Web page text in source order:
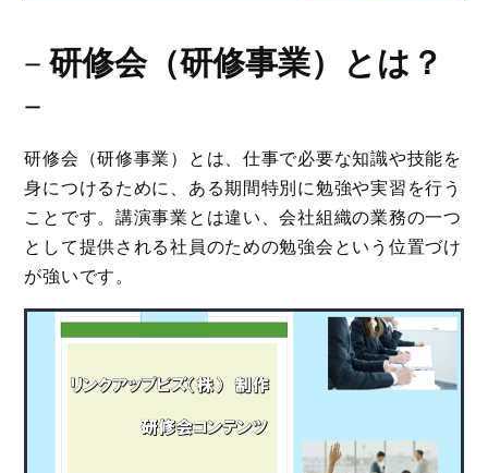
－ 研修会（研修事業）とは？
－
研修会（研修事業）とは、仕事で必要な知識や技能を
身につけるために、ある期間特別に勉強や実習を行う
ことです。講演事業とは違い、会社組織の業務の一つ
として提供される社員のための勉強会という位置づけ
が強いです。